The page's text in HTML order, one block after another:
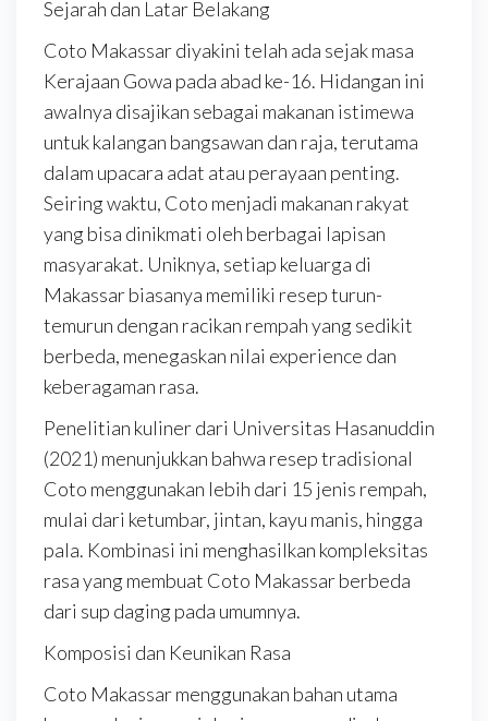
Sejarah dan Latar Belakang
Coto Makassar diyakini telah ada sejak masa
Kerajaan Gowa pada abad ke-16. Hidangan ini
awalnya disajikan sebagai makanan istimewa
untuk kalangan bangsawan dan raja, terutama
dalam upacara adat atau perayaan penting.
Seiring waktu, Coto menjadi makanan rakyat
yang bisa dinikmati oleh berbagai lapisan
masyarakat. Uniknya, setiap keluarga di
Makassar biasanya memiliki resep turun-
temurun dengan racikan rempah yang sedikit
berbeda, menegaskan nilai experience dan
keberagaman rasa.
Penelitian kuliner dari Universitas Hasanuddin
(2021) menunjukkan bahwa resep tradisional
Coto menggunakan lebih dari 15 jenis rempah,
mulai dari ketumbar, jintan, kayu manis, hingga
pala. Kombinasi ini menghasilkan kompleksitas
rasa yang membuat Coto Makassar berbeda
dari sup daging pada umumnya.
Komposisi dan Keunikan Rasa
Coto Makassar menggunakan bahan utama